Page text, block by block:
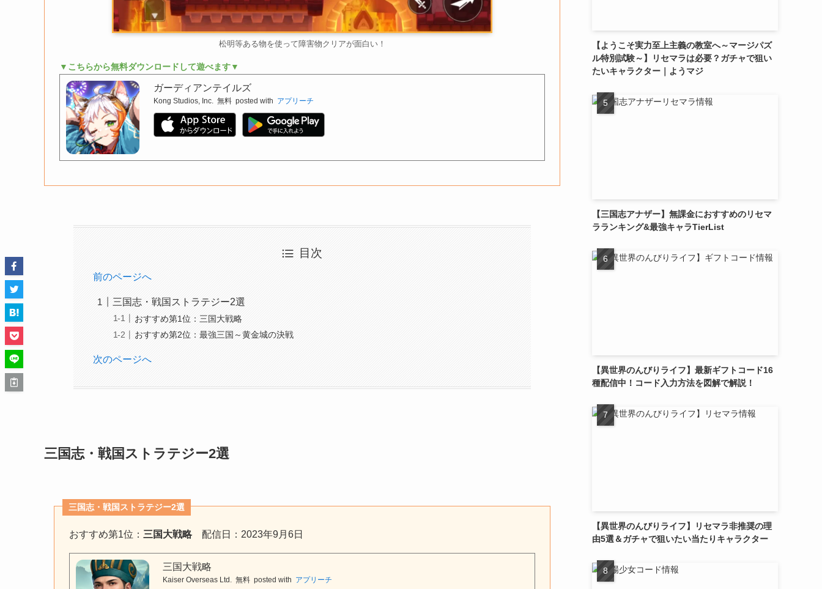
松明等ある物を使って障害物クリアが面白い！
▼こちらから無料ダウンロードして遊べます▼
ガーディアンテイルズ
Kong Studios, Inc. 無料 posted with アプリーチ
目次
前のページへ
三国志・戦国ストラテジー2選
おすすめ第1位：三国大戦略
おすすめ第2位：最強三国～黄金城の決戦
次のページへ
三国志・戦国 ストラテジー2選
三国志・戦国ストラテジー2選
おすすめ第1位： 三国大戦略配信日：2023年9月6日
三国大戦略
Kaiser Overseas Ltd. 無料 posted with アプリーチ
【ようこそ実力至上主義の教室へ～マージパズ
ル特別試験～】リセマラは必要？ガチャで狙い
たいキャラクター｜ようマジ
【三国志アナザー】無課金におすすめのリセマ
ラランキング&最強キャラTierList
【異世界のんびりライフ】最新ギフトコード16
種配信中！コード入力方法を図解で解説！
【異世界のんびりライフ】リセマラ非推奨の理
由5選＆ガチャで狙いたい当たりキャラクター